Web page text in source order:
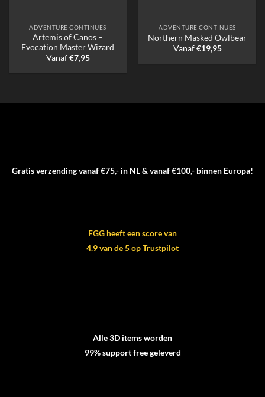
ADVENTURE CONTINUES
Artemis of Canos –
Evocation Master Wizard
Vanaf€7,95
ADVENTURE CONTINUES
Northern Masked Owlbear
Vanaf€19,95
Gratis verzending vanaf €75,- in NL & vanaf €100,- binnen Europa!
FGG heeft een score van
4.9 van de 5 op Trustpilot
Alle 3D items worden
99% support free geleverd